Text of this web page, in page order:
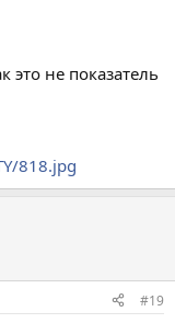
это не показатель
818.jpg
#19